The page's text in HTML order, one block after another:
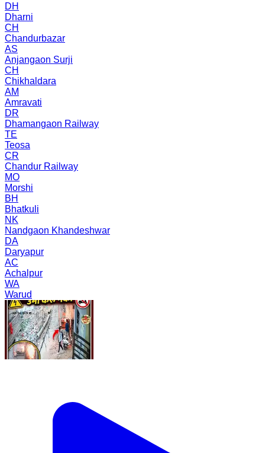
DH
Dharni
CH
Chandurbazar
AS
Anjangaon Surji
CH
Chikhaldara
AM
Amravati
DR
Dhamangaon Railway
TE
Teosa
CR
Chandur Railway
MO
Morshi
BH
Bhatkuli
NK
Nandgaon Khandeshwar
DA
Daryapur
AC
Achalpur
WA
Warud